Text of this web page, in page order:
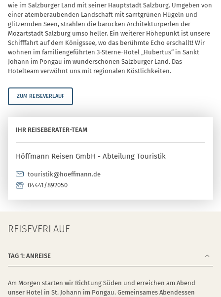
wie im Salzburger Land mit seiner Hauptstadt Salzburg. Umgeben von
einer atemberaubenden Landschaft mit samtgrünen Hügeln und
glitzernden Seen, strahlen die barocken Architekturperlen der
Mozartstadt Salzburg umso heller. Ein weiterer Höhepunkt ist unsere
Schifffahrt auf dem Königssee, wo das berühmte Echo erschallt! Wir
wohnen im familiengeführten 3-Sterne-Hotel „Hubertus“ in Sankt
Johann im Pongau im wunderschönen Salzburger Land. Das
Hotelteam verwöhnt uns mit regionalen Köstlichkeiten.
ZUM REISEVERLAUF
IHR REISEBERATER-TEAM
Höffmann Reisen GmbH - Abteilung Touristik
touristik@hoeffmann.de
04441/892050
REISEVERLAUF
TAG 1: ANREISE
Am Morgen starten wir Richtung Süden und erreichen am Abend
unser Hotel in St. Johann im Pongau. Gemeinsames Abendessen